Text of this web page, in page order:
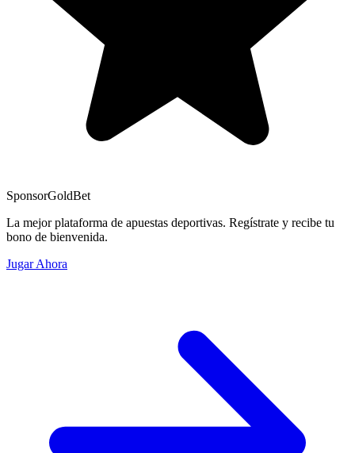
SponsorGoldBet
La mejor plataforma de apuestas deportivas. Regístrate y recibe tu
bono de bienvenida.
Jugar Ahora